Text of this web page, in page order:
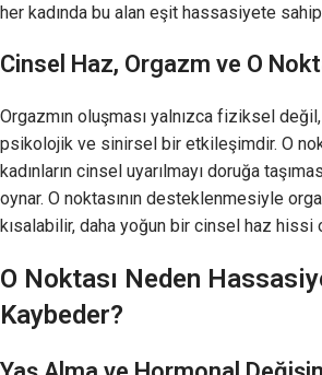
her kadında bu alan eşit hassasiyete
Cinsel Haz, Orgazm ve O
Orgazmın oluşması yalnızca fiziksel
psikolojik ve sinirsel bir etkileşimdir. O
kadınların cinsel uyarılmayı doruğa
oynar. O noktasının desteklenmesiyle
kısalabilir, daha yoğun bir cinsel haz hissi
O Noktası Neden
Kaybeder?